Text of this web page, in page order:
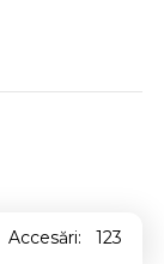
Accesări: 123